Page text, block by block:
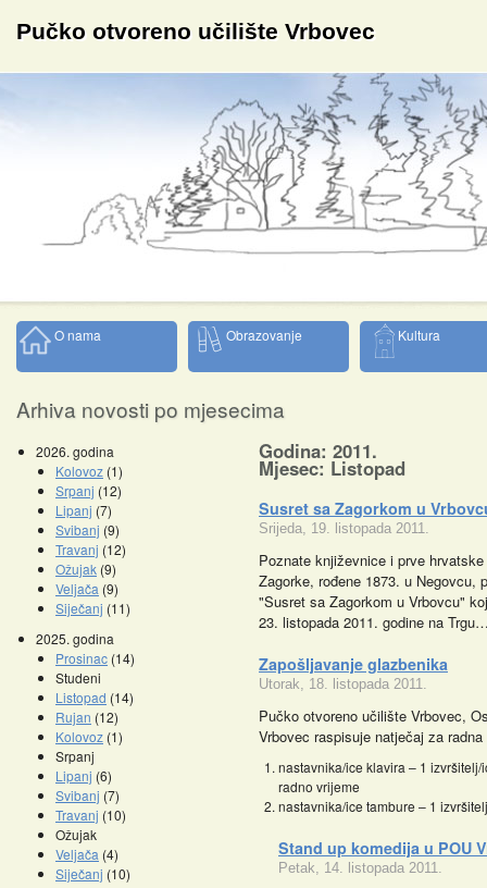
Pučko otvoreno učilište Vrbovec
O nama Obrazovanje Kultura
Arhiva novosti po mjesecima
2026. godina
Kolovoz (1)
Srpanj (12)
Lipanj (7)
Svibanj (9)
Travanj (12)
Ožujak (9)
Veljača (9)
Siječanj (11)
2025. godina
Prosinac (14)
Studeni
Listopad (14)
Rujan (12)
Kolovoz (1)
Srpanj
Lipanj (6)
Svibanj (7)
Travanj (10)
Ožujak
Veljača (4)
Siječanj (10)
Godina: 2011.
Mjesec: Listopad
Susret sa Zagorkom u
Srijeda, 19. listopada 2011.
Poznate književnice i prve
Zagorke, rođene 1873. u Negovcu,
"Susret sa Zagorkom u Vrbovcu"
23. listopada 2011. godine na
Zapošljavanje glazbenika
Utorak, 18. listopada 2011.
Pučko otvoreno učilište Vrbovec,
Vrbovec raspisuje natječaj za
nastavnika/ice klavira – 1
radno vrijeme
nastavnika/ice tambure – 1
Stand up komedija u POU
Petak, 14. listopada 2011.